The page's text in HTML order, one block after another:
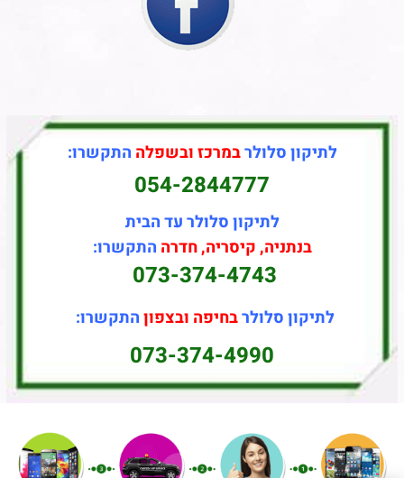
לתיקון סלולרבמרכז ובשפלה התקשרו:
054-2844777
לתיקון סלולר עד הבית
בנתניה, קיסריה, חדרה התקשרו:
073-374-4743
לתיקון סלולרבחיפה ובצפוןהתקשרו:
073-374-4990